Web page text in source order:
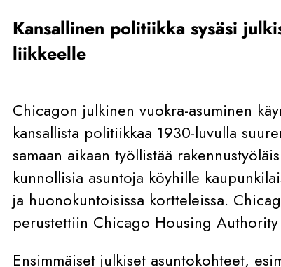
Kansallinen politiikka sysäsi
liikkeelle
Chicagon julkinen vuokra-asuminen
kansallista politiikkaa 1930-luvulla
samaan aikaan työllistää
kunnollisia asuntoja köyhille
ja huonokuntoisissa kortteleissa.
perustettiin Chicago Housing
Ensimmäiset julkiset asuntokohteet,